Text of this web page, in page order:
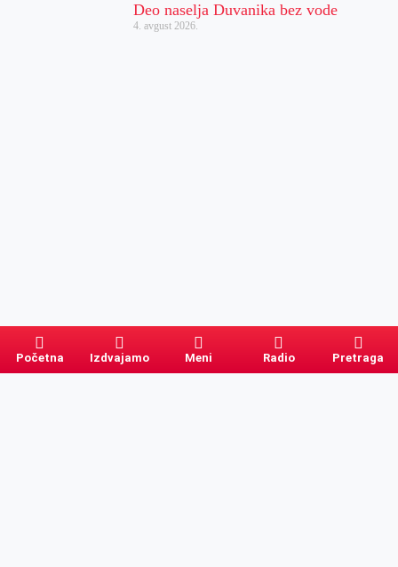
Deo naselja Duvanika bez vode
4. avgust 2026.
Početna Izdvajamo Meni Radio Pretraga